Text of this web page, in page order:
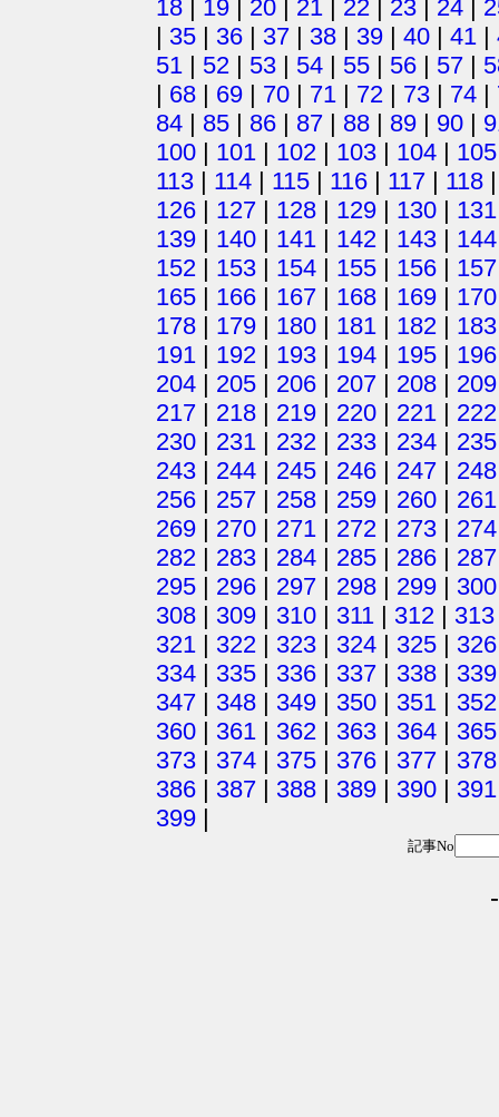
18 | 19 | 20 | 21 | 22 | 23 | 24 |
| 35 | 36 | 37 | 38 | 39 | 40 | 41 |
51 | 52 | 53 | 54 | 55 | 56 | 57 |
| 68 | 69 | 70 | 71 | 72 | 73 | 74 |
84 | 85 | 86 | 87 | 88 | 89 | 90 |
100 | 101 | 102 | 103 | 104 | 105
113 | 114 | 115 | 116 | 117 | 118
126 | 127 | 128 | 129 | 130 | 131
139 | 140 | 141 | 142 | 143 | 144
152 | 153 | 154 | 155 | 156 | 157
165 | 166 | 167 | 168 | 169 | 170
178 | 179 | 180 | 181 | 182 | 183
191 | 192 | 193 | 194 | 195 | 196
204 | 205 | 206 | 207 | 208 | 209
217 | 218 | 219 | 220 | 221 | 222
230 | 231 | 232 | 233 | 234 | 235
243 | 244 | 245 | 246 | 247 | 248
256 | 257 | 258 | 259 | 260 | 261
269 | 270 | 271 | 272 | 273 | 274
282 | 283 | 284 | 285 | 286 | 287
295 | 296 | 297 | 298 | 299 | 300
308 | 309 | 310 | 311 | 312 | 313
321 | 322 | 323 | 324 | 325 | 326
334 | 335 | 336 | 337 | 338 | 339
347 | 348 | 349 | 350 | 351 | 352
360 | 361 | 362 | 363 | 364 | 365
373 | 374 | 375 | 376 | 377 | 378
386 | 387 | 388 | 389 | 390 | 391
399 |
記事No